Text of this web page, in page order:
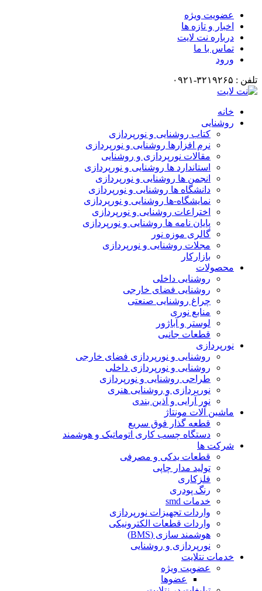
عضویت ویژه
اخبار و تازه ها
درباره نت لایت
تماس با ما
ورود
تلفن : ۳۲۱۹۲۶۵-۰۹۲۱
خانه
روشنایی
کتاب روشنایی و نورپردازی
نرم افزارها روشنایی و نورپردازی
مقالات نورپردازی و روشنایی
استاندارد ها روشنایی و نورپردازی
انجمن ها روشنایی و نورپردازی
دانشگاه ها روشنایی و نورپردازی
نمایشگاه-ها روشنایی و نورپردازی
اختراعات روشنایی و نورپردازی
پایان نامه ها روشنایی و نورپردازی
گالری موزه نور
مجلات روشنایی و نورپردازی
بازارکار
محصولات
روشنایی داخلی
روشنایی فضای خارجی
چراغ روشنایی صنعتی
منابع نوری
لوستر و آباژور
قطعات جانبی
نورپردازی
روشنایی و نورپردازی فضای خارجی
روشنایی و نورپردازی داخلی
طراحی روشنایی و نورپردازی
نورپردازی و روشنایی هنری
نور آرایی و آذین بندی
ماشین آلات مونتاژ
قطعه گذار فوق سریع
دستگاه چسب کاری اتوماتیک و هوشمند
شرکت ها
قطعات یدکی و مصرفی
تولید مدار چاپی
فلزکاری
رنگ پودری
خدمات smd
واردات تجهیزات نورپردازی
واردات قطعات الکترونیکی
هوشمند سازی (BMS)
نورپردازی و روشنایی
خدمات نتلایت
عضویت ویژه
عضوها